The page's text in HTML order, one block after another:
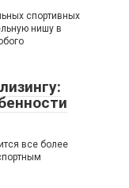
спортивных
нишу в
все более